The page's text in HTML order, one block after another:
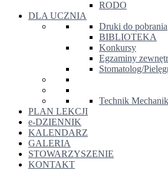
RODO
DLA UCZNIA
Druki do pobrania
BIBLIOTEKA
Konkursy
Egzaminy
Stomatolog/
Technik Mechanik
PLAN LEKCJI
e-DZIENNIK
KALENDARZ
GALERIA
STOWARZYSZENIE
KONTAKT